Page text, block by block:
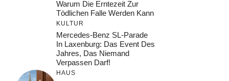
Warum Die Erntezeit Zur
Tödlichen Falle Werden Kann
KULTUR
Mercedes-Benz SL-Parade
In Laxenburg: Das Event Des
Jahres, Das Niemand
Verpassen Darf!
HAUS